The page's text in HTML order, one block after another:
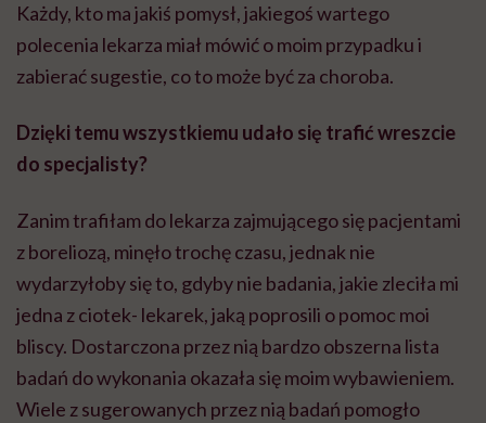
Każdy, kto ma jakiś pomysł, jakiegoś wartego
polecenia lekarza miał mówić o moim przypadku i
zabierać sugestie, co to może być za choroba.
Dzięki temu wszystkiemu udało się trafić wreszcie
do specjalisty?
Zanim trafiłam do lekarza zajmującego się pacjentami
z boreliozą, minęło trochę czasu, jednak nie
wydarzyłoby się to, gdyby nie badania, jakie zleciła mi
jedna z ciotek- lekarek, jaką poprosili o pomoc moi
bliscy. Dostarczona przez nią bardzo obszerna lista
badań do wykonania okazała się moim wybawieniem.
Wiele z sugerowanych przez nią badań pomogło